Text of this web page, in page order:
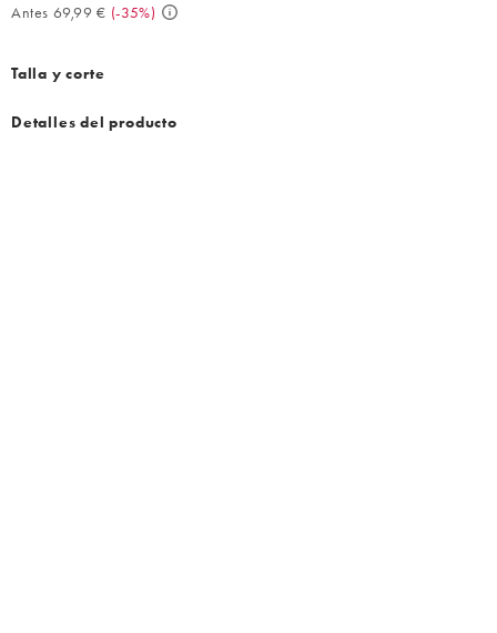
Antes 69,99 € (-35%)
Talla y corte
Detalles del producto